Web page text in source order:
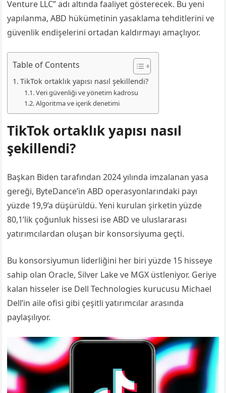
Venture LLC” adı altında faaliyet gösterecek. Bu yeni
yapılanma, ABD hükümetinin yasaklama tehditlerini ve
güvenlik endişelerini ortadan kaldırmayı amaçlıyor.
Table of Contents
TikTok ortaklık yapısı nasıl şekillendi?
Veri güvenliği ve yönetim kadrosu
Algoritma ve içerik denetimi
TikTok ortaklık yapısı nasıl
şekillendi?
Başkan Biden tarafından 2024 yılında imzalanan yasa
gereği, ByteDance’in ABD operasyonlarındaki payı
yüzde 19,9’a düşürüldü. Yeni kurulan şirketin yüzde
80,1’lik çoğunluk hissesi ise ABD ve uluslararası
yatırımcılardan oluşan bir konsorsiyuma geçti.
Bu konsorsiyumun liderliğini her biri yüzde 15 hisseye
sahip olan Oracle, Silver Lake ve MGX üstleniyor. Geriye
kalan hisseler ise Dell Technologies kurucusu Michael
Dell’in aile ofisi gibi çeşitli yatırımcılar arasında
paylaşılıyor.